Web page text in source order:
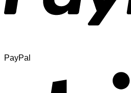
PayPal